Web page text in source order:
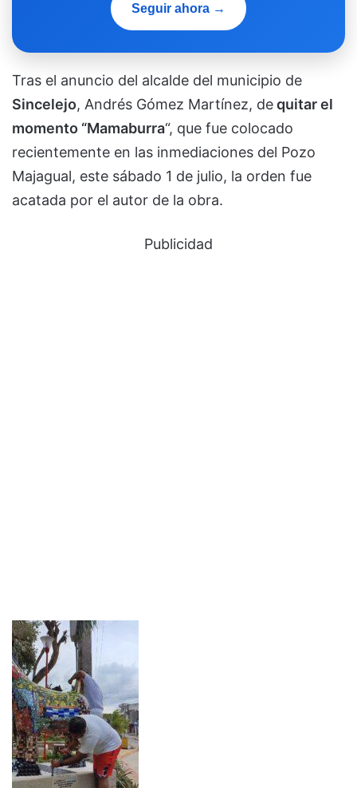
Seguir ahora →
Tras el anuncio del alcalde del municipio de
Sincelejo, Andrés Gómez Martínez, dequitar el
momento “Mamaburra“, que fue colocado
recientemente en las inmediaciones del Pozo
Majagual, este sábado 1 de julio, la orden fue
acatada por el autor de la obra.
Publicidad